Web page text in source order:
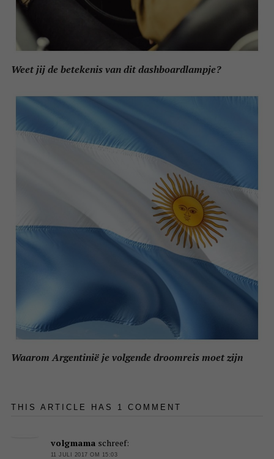
Weet jij de betekenis van dit dashboardlampje?
Waarom Argentinië je volgende droomreis moet zijn
THIS ARTICLE HAS 1 COMMENT
volgmama schreef:
11 JULI 2017 OM 15:03